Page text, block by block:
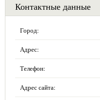
Контактные данные
Город:
Адрес:
Телефон:
Адрес сайта: